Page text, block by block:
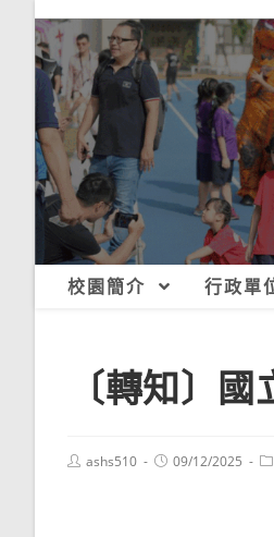
校園簡介 行政單
〔轉知〕
Postashs510
Post09/12/2025